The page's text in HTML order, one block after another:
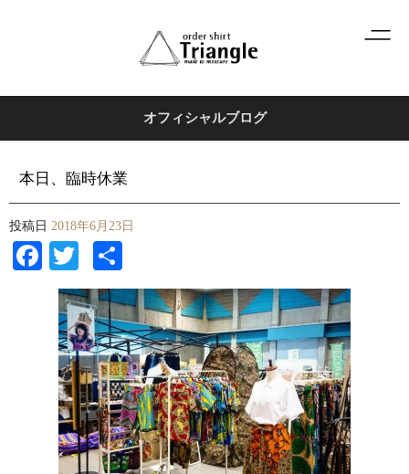
オフィシャルブログ
本日、臨時休業
投稿日 2018年6月23日
Facebook
Twitter
有